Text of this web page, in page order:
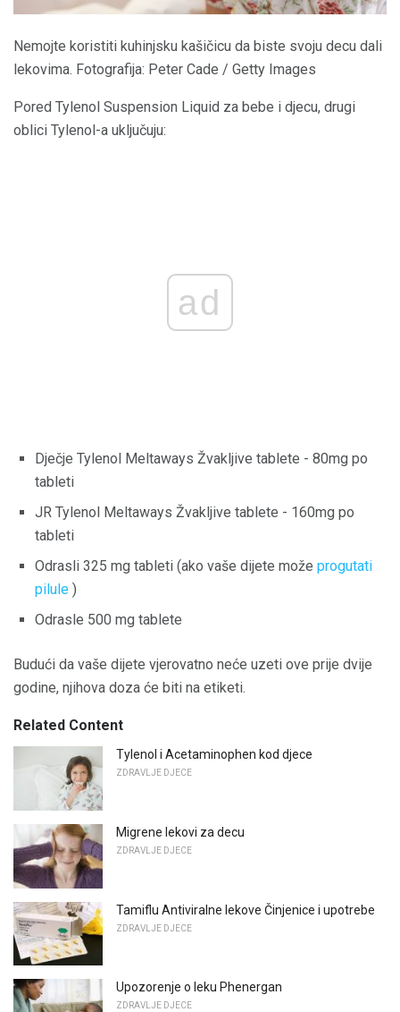
Nemojte koristiti kuhinjsku kašičicu da biste svoju decu dali
lekovima. Fotografija: Peter Cade / Getty Images
Pored Tylenol Suspension Liquid za bebe i djecu, drugi
oblici Tylenol-a uključuju:
ad
Dječje Tylenol Meltaways Žvakljive tablete - 80mg po
tableti
JR Tylenol Meltaways Žvakljive tablete - 160mg po
tableti
Odrasli 325 mg tableti (ako vaše dijete može progutati
pilule )
Odrasle 500 mg tablete
Budući da vaše dijete vjerovatno neće uzeti ove prije dvije
godine, njihova doza će biti na etiketi.
Related Content
Tylenol i Acetaminophen kod djece
ZDRAVLJE DJECE
Migrene lekovi za decu
ZDRAVLJE DJECE
Tamiflu Antiviralne lekove Činjenice i upotrebe
ZDRAVLJE DJECE
Upozorenje o leku Phenergan
ZDRAVLJE DJECE